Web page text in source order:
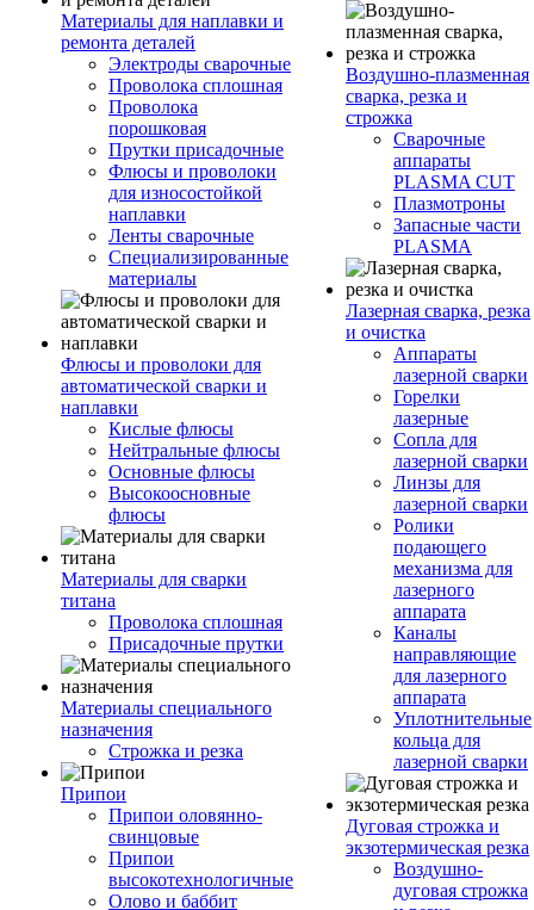
Материалы для наплавки и
ремонта деталей
Электроды сварочные
Проволока сплошная
Проволока
порошковая
Прутки присадочные
Флюсы и проволоки
для износостойкой
наплавки
Ленты сварочные
Специализированные
материалы
Флюсы и проволоки для
автоматической сварки и
наплавки
Кислые флюсы
Нейтральные флюсы
Основные флюсы
Высокоосновные
флюсы
Материалы для сварки
титана
Проволока сплошная
Присадочные прутки
Материалы специального
назначения
Строжка и резка
Припои
Припои оловянно-
свинцовые
Припои
высокотехнологичные
Олово и баббит
Воздушно-плазменная
сварка, резка и
строжка
Сварочные
аппараты
PLASMA CUT
Плазмотроны
Запасные части
PLASMA
Лазерная сварка, резка
и очистка
Аппараты
лазерной сварки
Горелки
лазерные
Сопла для
лазерной сварки
Линзы для
лазерной сварки
Ролики
подающего
механизма для
лазерного
аппарата
Каналы
направляющие
для лазерного
аппарата
Уплотнительные
кольца для
лазерной сварки
Дуговая строжка и
экзотермическая резка
Воздушно-
дуговая строжка